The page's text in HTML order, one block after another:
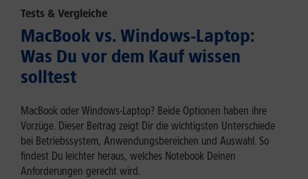
Tests & Vergleiche
MacBook vs. Windows-Laptop:
Was Du vor dem Kauf wissen
solltest
MacBook oder Windows-Laptop? Beide Optionen haben ihre
Vorzüge. Dieser Beitrag zeigt Dir die wichtigsten Unterschiede
bei Betriebssystem, Anwendungsbereichen und Auswahl. So
findest Du leichter heraus, welches Notebook Deinen
Anforderungen gerecht wird.